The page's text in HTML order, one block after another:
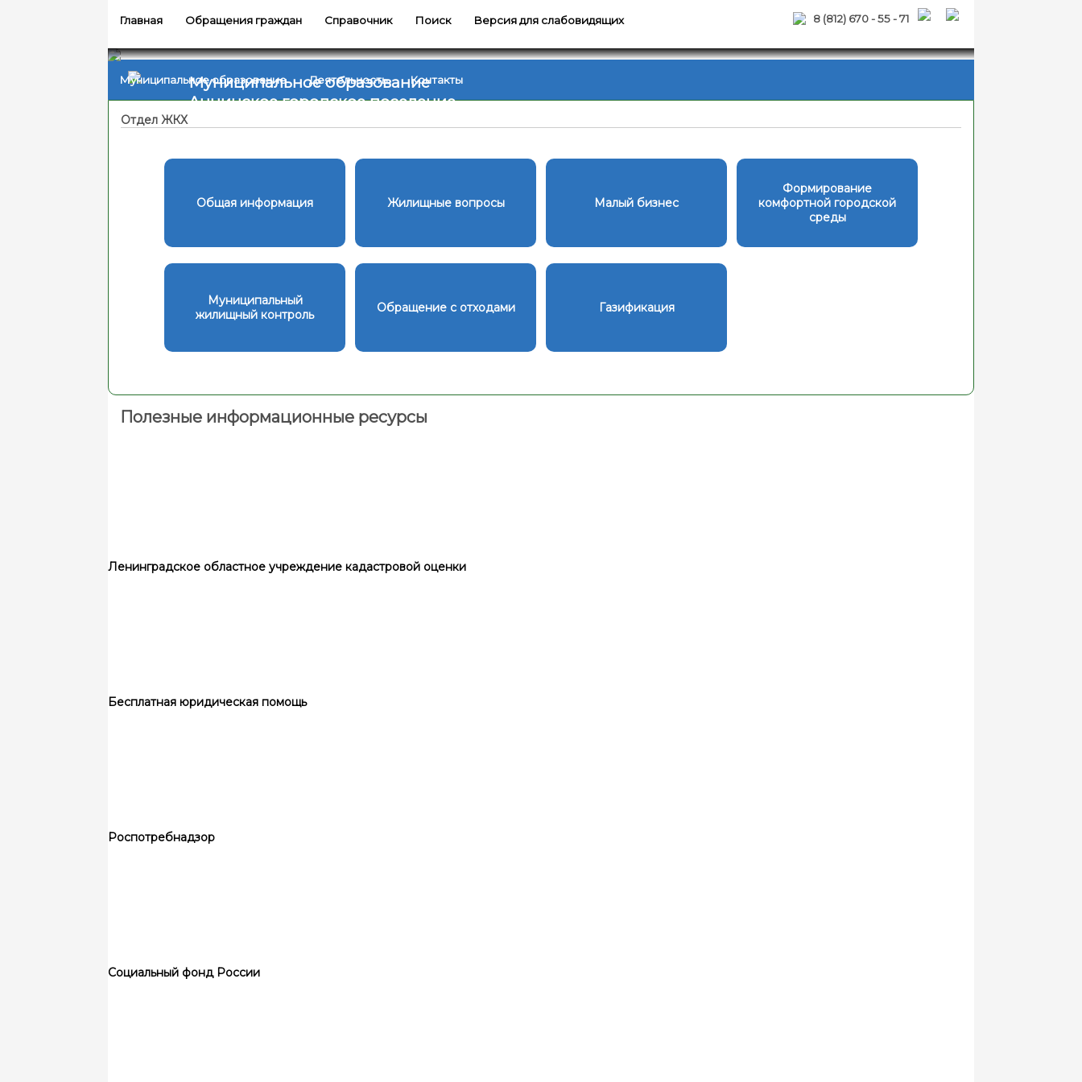
Главная Обращения граждан Справочник Поиск Версия для слабовидящих 8 (812) 670 - 55 - 71
Муниципальное образование
Аннинское городское поселение
Муниципальное образование Деятельность Контакты
Отдел ЖКХ
Общая информация Жилищные вопросы Малый бизнес
Формирование
комфортной городской
среды
Муниципальный
жилищный контроль
Обращение с отходами Газификация
Полезные информационные ресурсы
Ленинградское областное учреждение кадастровой оценки
Бесплатная юридическая помощь
Роспотребнадзор
Социальный фонд России